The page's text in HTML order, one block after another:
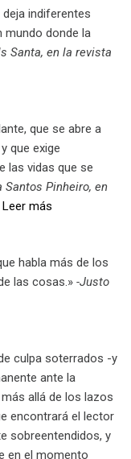
indiferentes
mundo donde la
Santa, en la revista
que se abre a
que exige
las vidas que se
Santos Pinheiro, en
Leer más
habla más de los
las cosas.» -Justo
culpa soterrados -y
ante la
allá de los lazos
encontrará el lector
sobreentendidos, y
en el momento